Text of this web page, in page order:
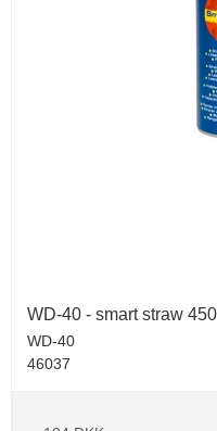
WD-40 - smart straw 450
WD-40
46037